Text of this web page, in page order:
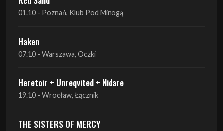
01.10 - Poznań, Klub Pod Minogą
Haken
07.10 - Warszawa, Oczki
Heretoir + Unreqvited + Nidare
19.10 - Wrocław, Łącznik
THE SISTERS OF MERCY